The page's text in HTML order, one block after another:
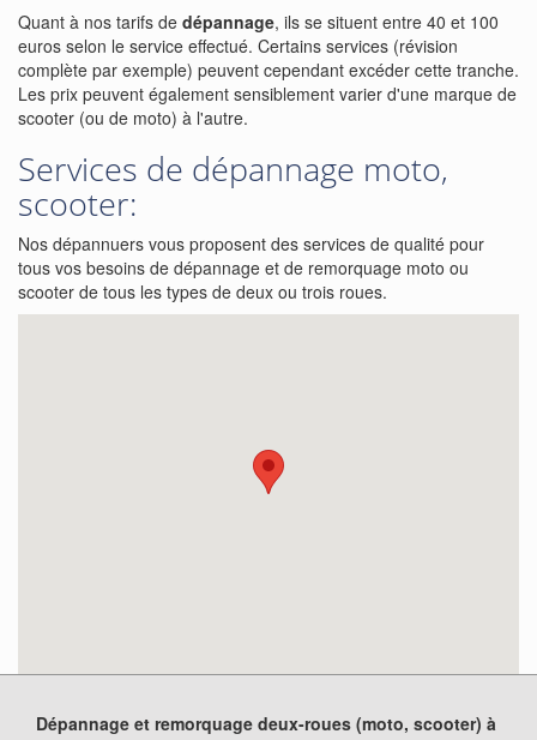
Quant à nos tarifs de dépannage, ils se situent entre 40 et 100
euros selon le service effectué. Certains services (révision
complète par exemple) peuvent cependant excéder cette tranche.
Les prix peuvent également sensiblement varier d'une marque de
scooter (ou de moto) à l'autre.
Services de dépannage moto,
scooter:
Nos dépannuers vous proposent des services de qualité pour
tous vos besoins de dépannage et de remorquage moto ou
scooter de tous les types de deux ou trois roues.
Dépannage et remorquage deux-roues (moto, scooter) à